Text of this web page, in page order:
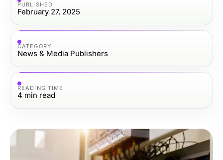
PUBLISHED
February 27, 2025
CATEGORY
News & Media Publishers
READING TIME
4 min read